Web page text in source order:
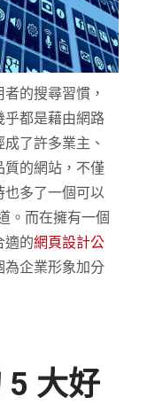
的搜尋習慣，
乎都是藉由網路
了許多業主、
質的網站，不僅
也多了一個可以
。而在擁有一個
適的網頁設計公
為企業形象加分
5 大好